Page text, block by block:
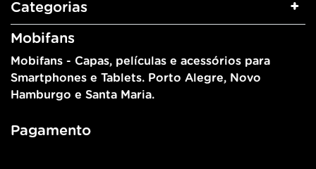
Categorias
Mobifans
Mobifans - Capas, películas e acessórios para
Smartphones e Tablets. Porto Alegre, Novo
Hamburgo e Santa Maria.
Pagamento